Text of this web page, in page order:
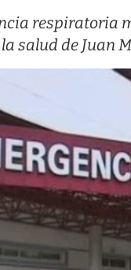
respiratoria
salud de Juan